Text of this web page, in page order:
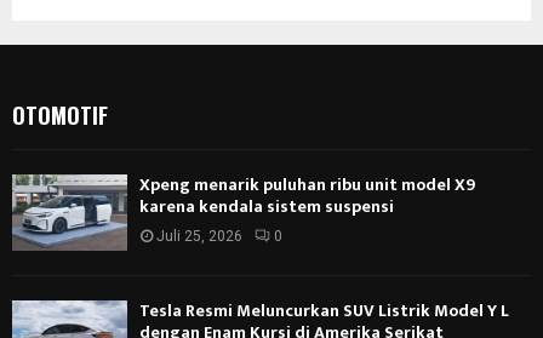
OTOMOTIF
Xpeng menarik puluhan ribu unit model X9
karena kendala sistem suspensi
Juli 25, 2026 0
Tesla Resmi Meluncurkan SUV Listrik Model Y L
dengan Enam Kursi di Amerika Serikat